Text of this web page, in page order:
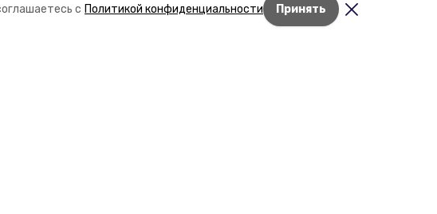
с Политикой конфиденциальности Принять